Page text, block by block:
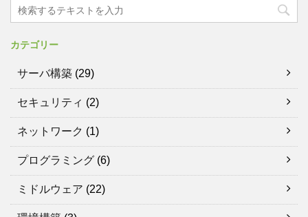
カテゴリー
サーバ構築 (29)
セキュリティ (2)
ネットワーク (1)
プログラミング (6)
ミドルウェア (22)